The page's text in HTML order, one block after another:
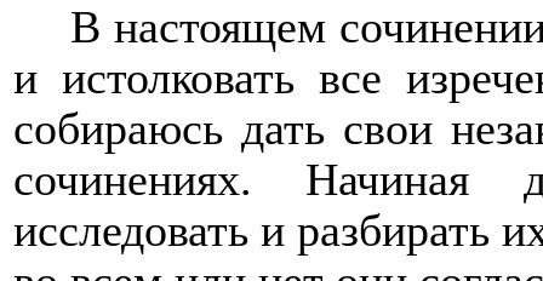
В настоящем
и истолковать все
собираюсь дать свои
сочинениях.
исследовать и разбирать